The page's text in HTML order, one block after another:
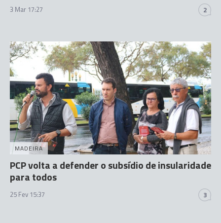
3 Mar 17:27 2
MADEIRA
PCP volta a defender o subsídio de insularidade
para todos
25 Fev 15:37 3